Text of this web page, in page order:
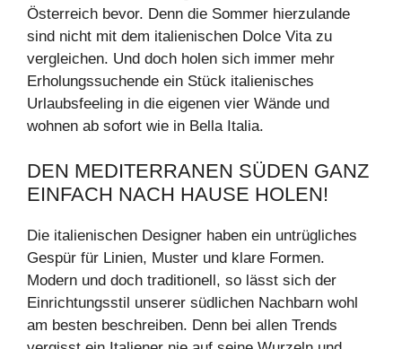
Österreich bevor. Denn die Sommer hierzulande
sind nicht mit dem italienischen Dolce Vita zu
vergleichen. Und doch holen sich immer mehr
Erholungssuchende ein Stück italienisches
Urlaubsfeeling in die eigenen vier Wände und
wohnen ab sofort wie in Bella Italia.
DEN MEDITERRANEN SÜDEN GANZ
EINFACH NACH HAUSE HOLEN!
Die italienischen Designer haben ein untrügliches
Gespür für Linien, Muster und klare Formen.
Modern und doch traditionell, so lässt sich der
Einrichtungsstil unserer südlichen Nachbarn wohl
am besten beschreiben. Denn bei allen Trends